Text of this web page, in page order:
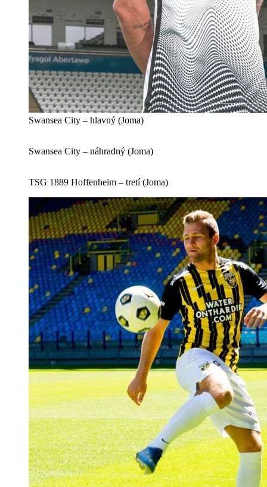
Swansea City – hlavný (Joma)
Swansea City – náhradný (Joma)
TSG 1889 Hoffenheim – tretí (Joma)